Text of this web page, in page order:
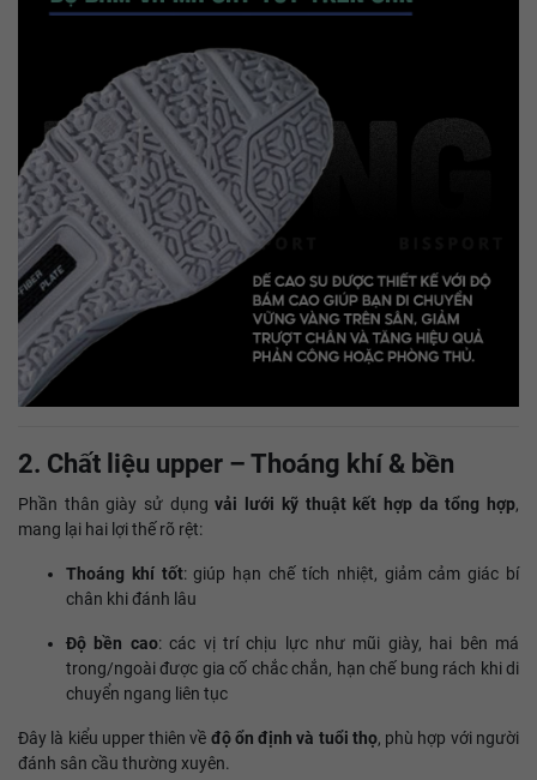
2. Chất liệu upper – Thoáng khí & bền
Phần thân giày sử dụngvải lưới kỹ thuật kết hợp da tổng hợp,
mang lại hai lợi thế rõ rệt:
Thoáng khí tốt: giúp hạn chế tích nhiệt, giảm cảm giác bí
chân khi đánh lâu
Độ bền cao: các vị trí chịu lực như mũi giày, hai bên má
trong/ngoài được gia cố chắc chắn, hạn chế bung rách khi di
chuyển ngang liên tục
Đây là kiểu upper thiên về độ ổn định và tuổi thọ, phù hợp với người
đánh sân cầu thường xuyên.